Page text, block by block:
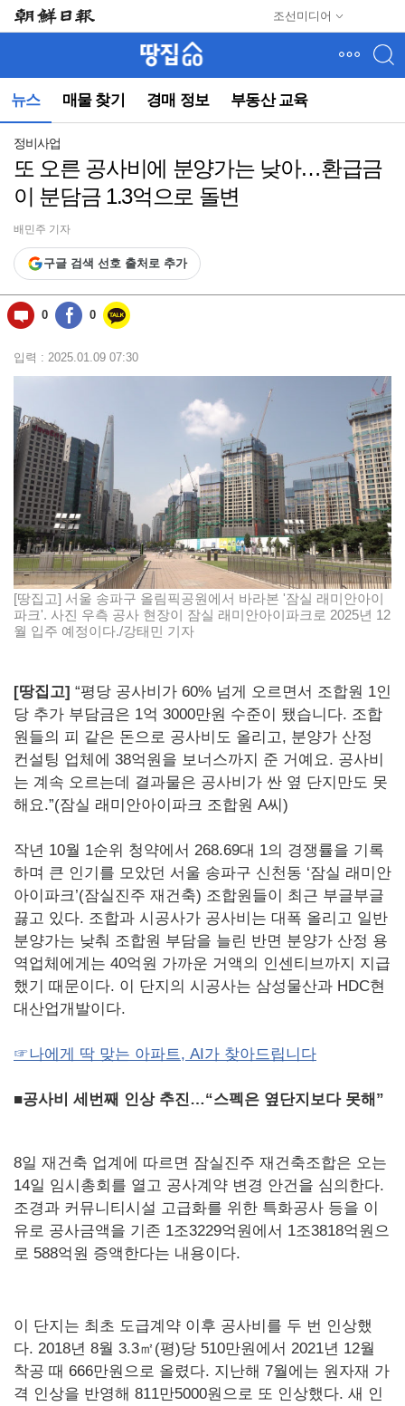
조선미디어
뉴스 매물 찾기 경매 정보 부동산 교육
뉴
(컨
동)
정비사업
또 오른 공사비에 분양가는 낮아…환급금
이 분담금 1.3억으로 돌변
배민주 기자
구글 검색 선호 출처로 추가
0 0
입력 : 2025.01.09 07:30
[땅집고] 서울 송파구 올림픽공원에서 바라본 '잠실 래미안아이
파크'. 사진 우측 공사 현장이 잠실 래미안아이파크로 2025년 12
월 입주 예정이다./강태민 기자
[땅집고] “평당 공사비가 60% 넘게 오르면서 조합원 1인
당 추가 부담금은 1억 3000만원 수준이 됐습니다. 조합
원들의 피 같은 돈으로 공사비도 올리고, 분양가 산정
컨설팅 업체에 38억원을 보너스까지 준 거예요. 공사비
는 계속 오르는데 결과물은 공사비가 싼 옆 단지만도 못
해요.”(잠실 래미안아이파크 조합원 A씨)
작년 10월 1순위 청약에서 268.69대 1의 경쟁률을 기록
하며 큰 인기를 모았던 서울 송파구 신천동 ‘잠실 래미안
아이파크’(잠실진주 재건축) 조합원들이 최근 부글부글
끓고 있다. 조합과 시공사가 공사비는 대폭 올리고 일반
분양가는 낮춰 조합원 부담을 늘린 반면 분양가 산정 용
역업체에게는 40억원 가까운 거액의 인센티브까지 지급
했기 때문이다. 이 단지의 시공사는 삼성물산과 HDC현
대산업개발이다.
☞나에게 딱 맞는 아파트, AI가 찾아드립니다
■공사비 세번째 인상 추진…“스펙은 옆단지보다 못해”
8일 재건축 업계에 따르면 잠실진주 재건축조합은 오는
14일 임시총회를 열고 공사계약 변경 안건을 심의한다.
조경과 커뮤니티시설 고급화를 위한 특화공사 등을 이
유로 공사금액을 기존 1조3229억원에서 1조3818억원으
로 588억원 증액한다는 내용이다.
이 단지는 최초 도급계약 이후 공사비를 두 번 인상했
다. 2018년 8월 3.3㎡(평)당 510만원에서 2021년 12월
착공 때 666만원으로 올렸다. 지난해 7월에는 원자재 가
격 인상을 반영해 811만5000원으로 또 인상했다. 새 인